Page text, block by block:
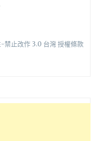
禁止改作 3.0 台灣 授權條款